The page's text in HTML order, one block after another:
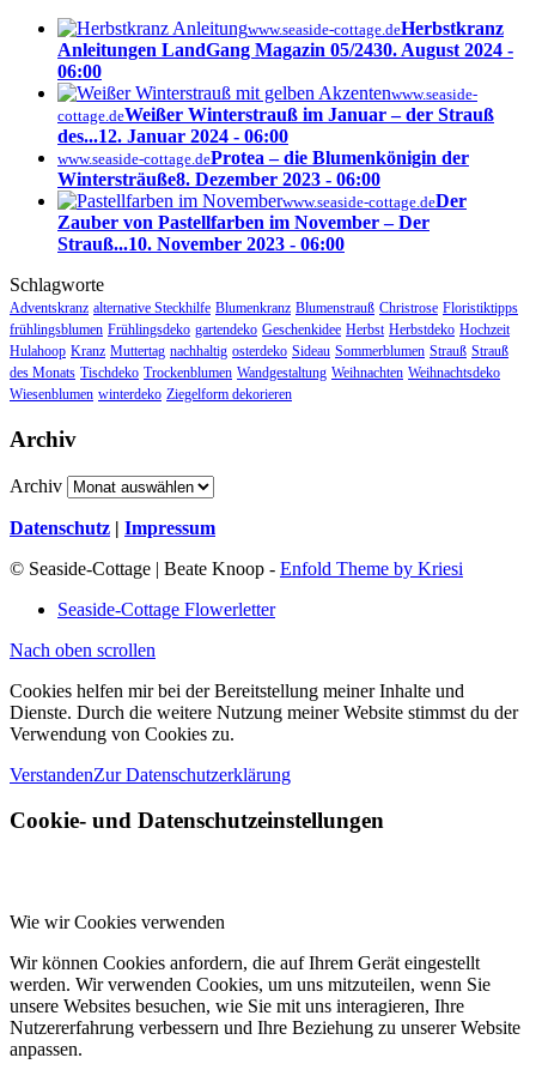
www.seaside-cottage.deHerbstkranz
Anleitungen LandGang Magazin 05/2430. August 2024 -
06:00
www.seaside-
cottage.deWeißer Winterstrauß im Januar – der Strauß
des...12. Januar 2024 - 06:00
www.seaside-cottage.deProtea – die Blumenkönigin der
Wintersträuße8. Dezember 2023 - 06:00
www.seaside-cottage.deDer
Zauber von Pastellfarben im November – Der
Strauß...10. November 2023 - 06:00
Schlagworte
Adventskranz alternative Steckhilfe Blumenkranz Blumenstrauß Christrose Floristiktipps
frühlingsblumen Frühlingsdeko gartendeko Geschenkidee Herbst Herbstdeko Hochzeit
Hulahoop Kranz Muttertag nachhaltig osterdeko Sideau Sommerblumen Strauß Strauß
des Monats Tischdeko Trockenblumen Wandgestaltung Weihnachten Weihnachtsdeko
Wiesenblumen winterdeko Ziegelform dekorieren
Archiv
Archiv
Datenschutz | Impressum
© Seaside-Cottage | Beate Knoop - Enfold Theme by Kriesi
Seaside-Cottage Flowerletter
Nach oben scrollen
Cookies helfen mir bei der Bereitstellung meiner Inhalte und
Dienste. Durch die weitere Nutzung meiner Website stimmst du der
Verwendung von Cookies zu.
VerstandenZur Datenschutzerklärung
Cookie- und Datenschutzeinstellungen
Wie wir Cookies verwenden
Wir können Cookies anfordern, die auf Ihrem Gerät eingestellt
werden. Wir verwenden Cookies, um uns mitzuteilen, wenn Sie
unsere Websites besuchen, wie Sie mit uns interagieren, Ihre
Nutzererfahrung verbessern und Ihre Beziehung zu unserer Website
anpassen.